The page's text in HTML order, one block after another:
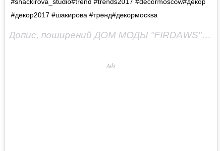
#декор2017 #шакирова #тренд#декормосква
Допис, поширений ДОМ МОДЫ "FIRDAWS" (@firdaws_officiel)
Ads